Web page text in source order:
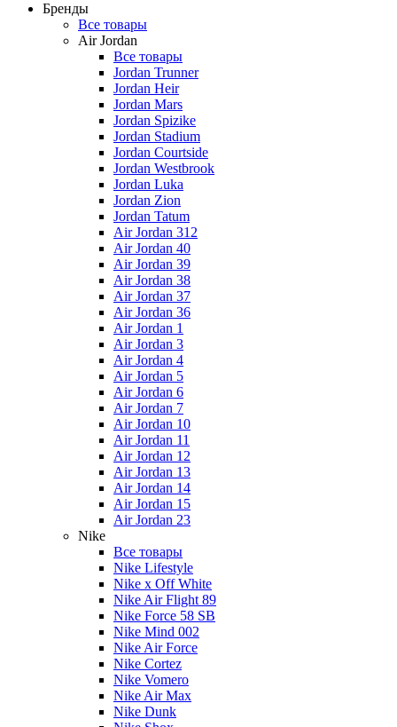
Бренды
Все товары
Air Jordan
Все товары
Jordan Trunner
Jordan Heir
Jordan Mars
Jordan Spizike
Jordan Stadium
Jordan Courtside
Jordan Westbrook
Jordan Luka
Jordan Zion
Jordan Tatum
Air Jordan 312
Air Jordan 40
Air Jordan 39
Air Jordan 38
Air Jordan 37
Air Jordan 36
Air Jordan 1
Air Jordan 3
Air Jordan 4
Air Jordan 5
Air Jordan 6
Air Jordan 7
Air Jordan 10
Air Jordan 11
Air Jordan 12
Air Jordan 13
Air Jordan 14
Air Jordan 15
Air Jordan 23
Nike
Все товары
Nike Lifestyle
Nike x Off White
Nike Air Flight 89
Nike Force 58 SB
Nike Mind 002
Nike Air Force
Nike Cortez
Nike Vomero
Nike Air Max
Nike Dunk